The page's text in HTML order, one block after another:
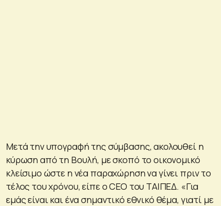
Μετά την υπογραφή της σύμβασης, ακολουθεί η
κύρωση από τη Βουλή, με σκοπό το οικονομικό
κλείσιμο ώστε η νέα παραχώρηση να γίνει πριν το
τέλος του χρόνου, είπε ο CEO του ΤΑΙΠΕΔ. «Για
εμάς είναι και ένα σημαντικό εθνικό θέμα, γιατί με